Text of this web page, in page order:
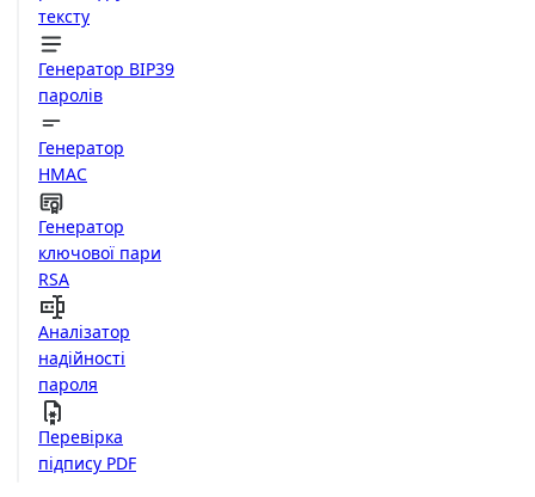
тексту
Генератор BIP39
паролів
Генератор
HMAC
Генератор
ключової пари
RSA
Аналізатор
надійності
пароля
Перевірка
підпису PDF